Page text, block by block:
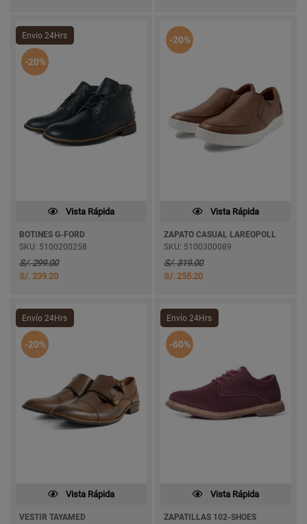
Envío 24Hrs
-20%
Vista Rápida
BOTINES G-FORD
SKU: 5100200258
S/. 299.00
S/. 239.20
-20%
Vista Rápida
ZAPATO CASUAL LAREOPOLL
SKU: 5100300089
S/. 319.00
S/. 255.20
Envío 24Hrs
-20%
Vista Rápida
VESTIR TAYAMED
Envío 24Hrs
-60%
Vista Rápida
ZAPATILLAS 102-SHOES